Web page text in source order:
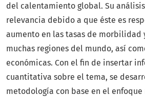
del calentamiento global. Su análisis
relevancia debido a que éste es
aumento en las tasas de morbilidad
muchas regiones del mundo, así
económicas. Con el fin de insertar
cuantitativa sobre el tema, se
metodología con base en el